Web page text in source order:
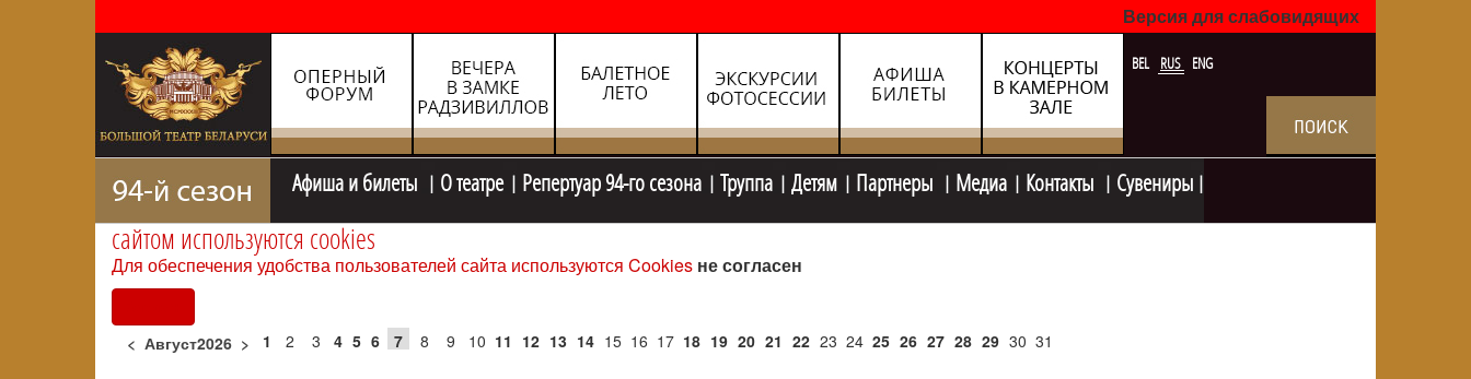
Версия для слабовидящих
BEL RUS ENG
Афиша и билеты О театре Репертуар 94-го сезона Труппа Детям Партнеры Медиа Контакты Сувениры
сайтом используются cookies
Для обеспечения удобства пользователей сайта используются Cookies не согласен
< Август2026 > 1 2 3 4 5 6 7 8 9 10 11 12 13 14 15 16 17 18 19 20 21 22 23 24 25 26 27 28 29 30 31